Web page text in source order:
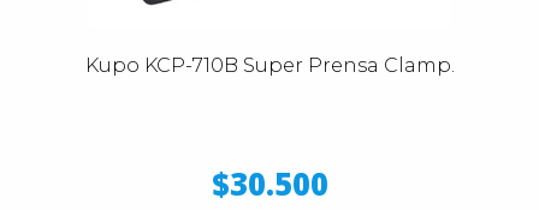
Kupo KCP-710B Super Prensa Clamp.
$30.500